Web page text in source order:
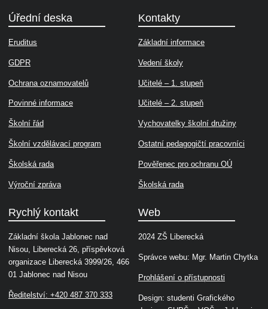
Úřední deska
Eruditus
GDPR
Ochrana oznamovatelů
Povinné informace
Školní řád
Školní vzdělávací program
Školská rada
Výroční zpráva
Kontakty
Základní informace
Vedení školy
Učitelé – 1. stupeň
Učitelé – 2. stupeň
Vychovatelky školní družiny
Ostatní pedagogičtí pracovníci
Pověřenec pro ochranu OÚ
Školská rada
Rychlý kontakt
Základní škola Jablonec nad
Nisou, Liberecká 26, příspěvková
organizace Liberecká 3999/26, 466
01 Jablonec nad Nisou
Ředitelství: +420 487 370 333
Web
2024 ZŠ Liberecká
Správce webu: Mgr. Martin Chytka
Prohlášení o přístupnosti
Design: studenti Grafického